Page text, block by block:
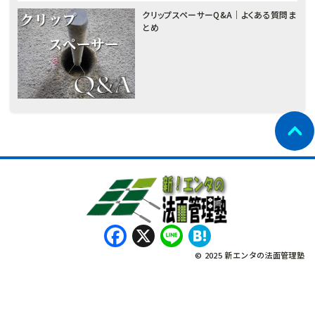
クリップスペーサーQ&A｜よくある質問ま
とめ
Facebook
X Line
© 2025 新エンタの法面管理塾